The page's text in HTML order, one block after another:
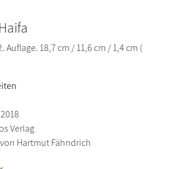
Auflage. 18,7 cm / 11,6 cm / 1,4 cm (
Verlag
Hartmut Fähndrich